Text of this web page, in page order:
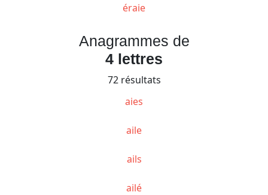
éraie
Anagrammes de
4 lettres
72 résultats
aies
aile
ails
ailé